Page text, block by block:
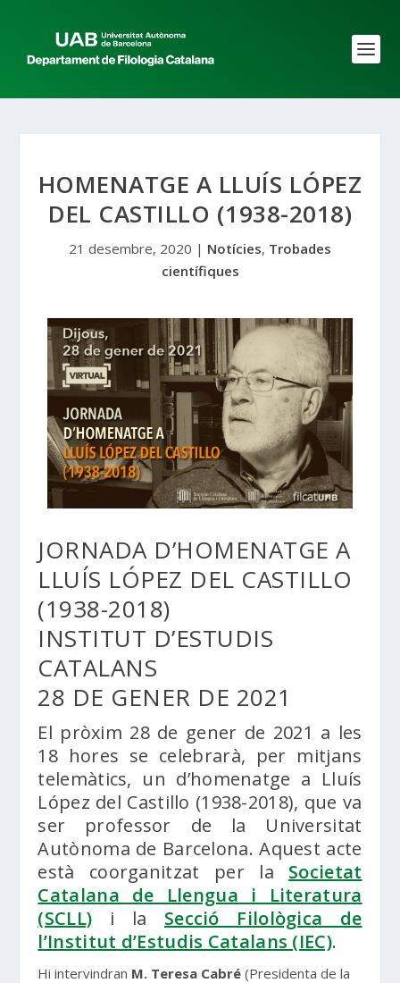
HOMENATGE A LLUÍS LÓPEZ
DEL CASTILLO (1938-2018)
21 desembre, 2020 | Notícies, Trobades
científiques
JORNADA D’HOMENATGE A
LLUÍS LÓPEZ DEL CASTILLO
(1938-2018)
INSTITUT D’ESTUDIS
CATALANS
28 DE GENER DE 2021
El pròxim 28 de gener de 2021 a les
18 hores se celebrarà, per mitjans
telemàtics, un d’homenatge a Lluís
López del Castillo (1938-2018), que va
ser professor de la Universitat
Autònoma de Barcelona. Aquest acte
està coorganitzat per la Societat
Catalana de Llengua i Literatura
(SCLL) i la Secció Filològica de
l’Institut d’Estudis Catalans (IEC).
Hi intervindran M. Teresa Cabré (Presidenta de la